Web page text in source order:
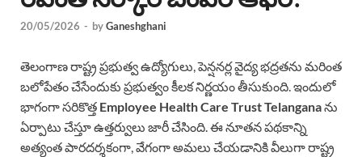
20/05/2026 - byGaneshghani
తెలంగాణ రాష్ట్ర ప్రభుత్వ ఉద్యోగులు, పెన్షనర్ల వైద్య భద్రతను మరింత
బలోపేతం చేసేందుకు ప్రభుత్వం కీలక నిర్ణయం తీసుకుంది. ఇందులో
భాగంగా సరికొత్త Employee Health Care Trust Telanganaను
ఏర్పాటు చేస్తూ ఉత్తర్వులు జారీ చేసింది. ఈ నూతన పథకాన్ని
అత్యంత పారదర్శకంగా, వేగంగా అమలు చేయడానికి వీలుగా రాష్ట్ర